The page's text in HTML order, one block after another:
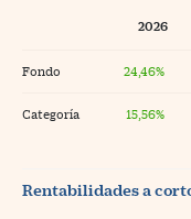
2026
Fondo 24,46%
Categoría 15,56%
Rentabilidades a